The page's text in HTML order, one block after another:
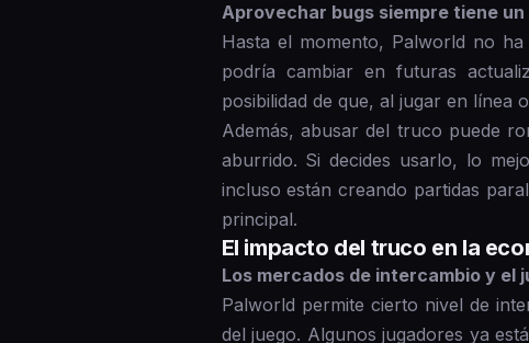
Aprovechar bugs siempre tiene
Hasta el momento, Palworld no
podría cambiar en futuras
posibilidad de que, al jugar en línea
Además, abusar del truco puede
aburrido. Si decides usarlo, lo
incluso están creando partidas
principal.
El impacto del truco en la
Los mercados de intercambio y el
Palworld permite cierto nivel de
del juego. Algunos jugadores ya